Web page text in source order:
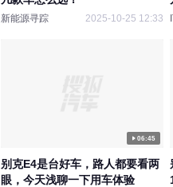
新能源寻踪 2025-10-25 12:33
06:45
别克E4是台好车，路人都要看两
眼，今天浅聊一下用车体验